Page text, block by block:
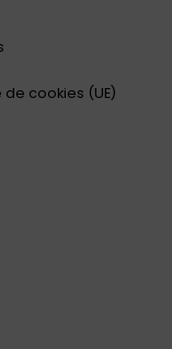
de cookies (UE)